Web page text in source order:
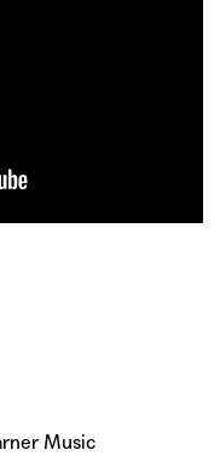
Music